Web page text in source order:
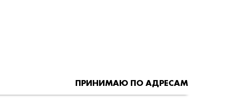
ПРИНИМАЮ ПО АДРЕСАМ